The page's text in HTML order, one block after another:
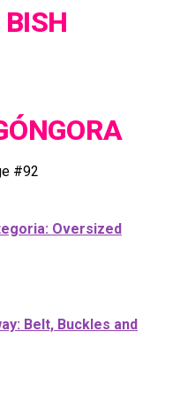
BISH
Oversized
Belt, Buckles and